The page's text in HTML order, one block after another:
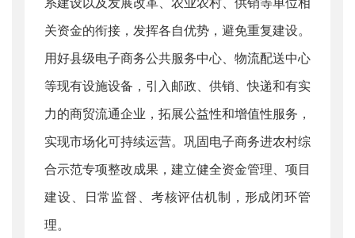
系建设以及发展改革、农业农村、供销等单位相
关资金的衔接，发挥各自优势，避免重复建设。
用好县级电子商务公共服务中心、物流配送中心
等现有设施设备，引入邮政、供销、快递和有实
力的商贸流通企业，拓展公益性和增值性服务，
实现市场化可持续运营。巩固电子商务进农村综
合示范专项整改成果，建立健全资金管理、项目
建设、日常监督、考核评估机制，形成闭环管
理。